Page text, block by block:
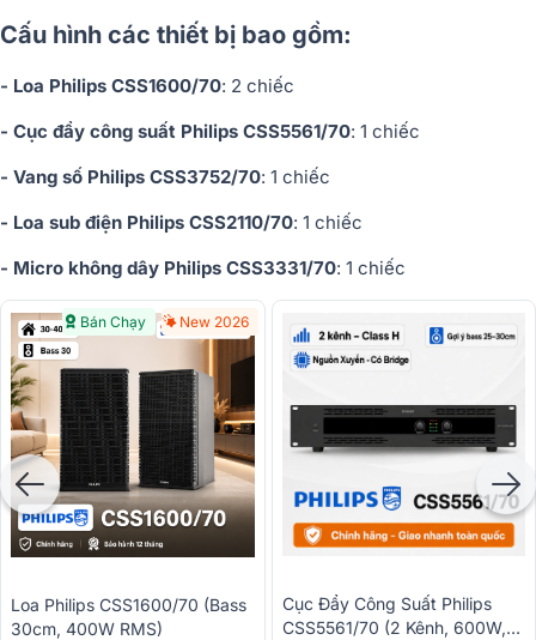
Cấu hình các thiết bị bao gồm:
- Loa Philips CSS1600/70: 2 chiếc
- Cục đẩy công suất Philips CSS5561/70: 1 chiếc
- Vang số Philips CSS3752/70: 1 chiếc
- Loa sub điện Philips CSS2110/70: 1 chiếc
- Micro không dây Philips CSS3331/70: 1 chiếc
Bán Chạy New 2026
Loa Philips CSS1600/70 (Bass
30cm, 400W RMS)
Cục Đẩy Công Suất Philips
CSS5561/70 (2 Kênh, 600W,